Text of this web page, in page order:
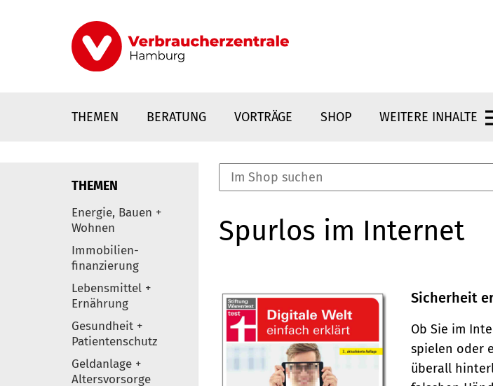
THEMEN BERATUNG VORTRÄGE SHOP WEITERE INHALTE
Elemente
THEMEN
Energie, Bauen +
Wohnen
Immobilien-
finanzierung
Lebensmittel +
Ernährung
Gesundheit +
Patientenschutz
Geldanlage +
Altersvorsorge
Spurlos im Internet
Sicherheit
Ob Sie im
spielen oder
überall